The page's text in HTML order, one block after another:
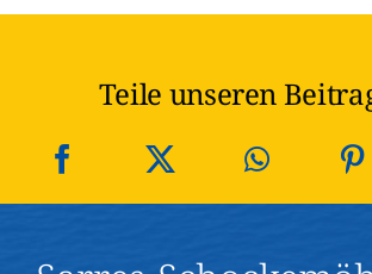
Teile unseren